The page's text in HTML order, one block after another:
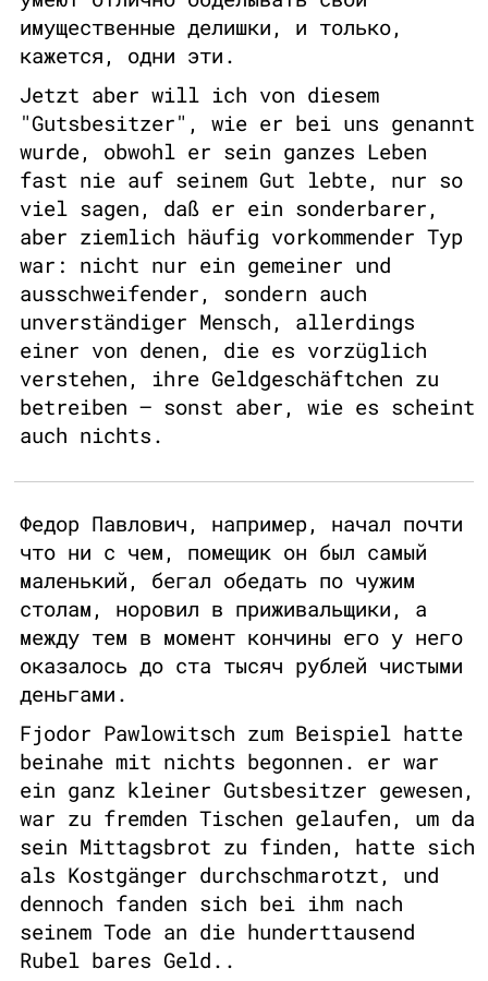
имущественные делишки, и только,
кажется, одни эти.
Jetzt aber will ich von diesem
"Gutsbesitzer", wie er bei uns genannt
wurde, obwohl er sein ganzes Leben
fast nie auf seinem Gut lebte, nur so
viel sagen, daß er ein sonderbarer,
aber ziemlich häufig vorkommender Typ
war: nicht nur ein gemeiner und
ausschweifender, sondern auch
unverständiger Mensch, allerdings
einer von denen, die es vorzüglich
verstehen, ihre Geldgeschäftchen zu
betreiben – sonst aber, wie es scheint
auch nichts.
Федор Павлович, например, начал почти
что ни с чем, помещик он был самый
маленький, бегал обедать по чужим
столам, норовил в приживальщики, а
между тем в момент кончины его у него
оказалось до ста тысяч рублей чистыми
деньгами.
Fjodor Pawlowitsch zum Beispiel hatte
beinahe mit nichts begonnen. er war
ein ganz kleiner Gutsbesitzer gewesen,
war zu fremden Tischen gelaufen, um da
sein Mittagsbrot zu finden, hatte sich
als Kostgänger durchschmarotzt, und
dennoch fanden sich bei ihm nach
seinem Tode an die hunderttausend
Rubel bares Geld..